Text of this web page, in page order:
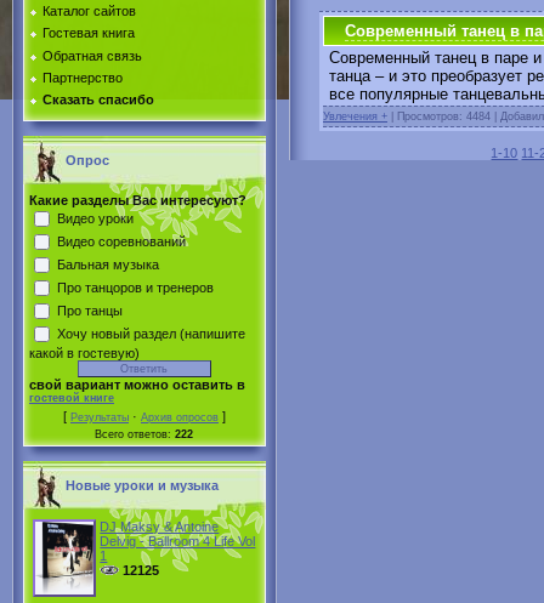
Каталог сайтов
Гостевая книга
Обратная связь
Партнерство
Сказать спасибо
Опрос
Какие разделы Вас интересуют?
Видео уроки
Видео соревнований
Бальная музыка
Про танцоров и тренеров
Про танцы
Хочу новый раздел (напишите
какой в гостевую)
свой вариант можно оставить в
гостевой книге
[ Результаты · Архив опросов ]
Всего ответов:222
Новые уроки и музыка
DJ Maksy & Antoine
Delvig - Ballroom 4 Life Vol
1
12125
Современный танец в
Современный танец в паре
танца – и это преобразует
все популярные
Увлечения + Просмотров: 4484 |
1-10 11-